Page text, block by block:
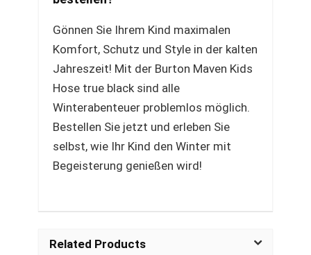
Gönnen Sie Ihrem Kind maximalen
Komfort, Schutz und Style in der kalten
Jahreszeit! Mit der Burton Maven Kids
Hose true black sind alle
Winterabenteuer problemlos möglich.
Bestellen Sie jetzt und erleben Sie
selbst, wie Ihr Kind den Winter mit
Begeisterung genießen wird!
Related Products